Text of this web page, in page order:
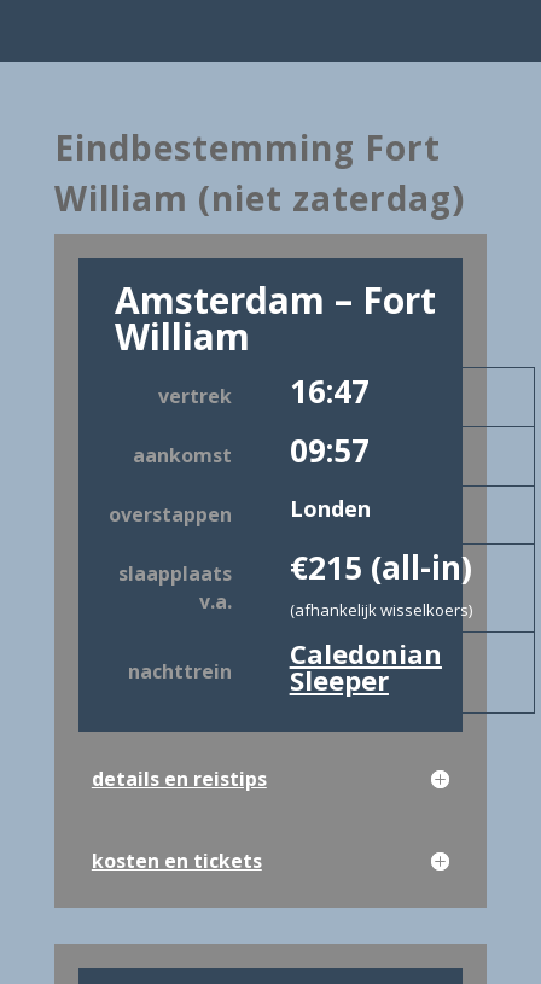
Eindbestemming Fort
William (niet zaterdag)
Amsterdam – Fort
William
vertrek 16:47
aankomst 09:57
overstappen Londen
slaapplaats
v.a.
€215 (all-in)
(afhankelijk wisselkoers)
nachttrein Caledonian
Sleeper
details en reistips
kosten en tickets